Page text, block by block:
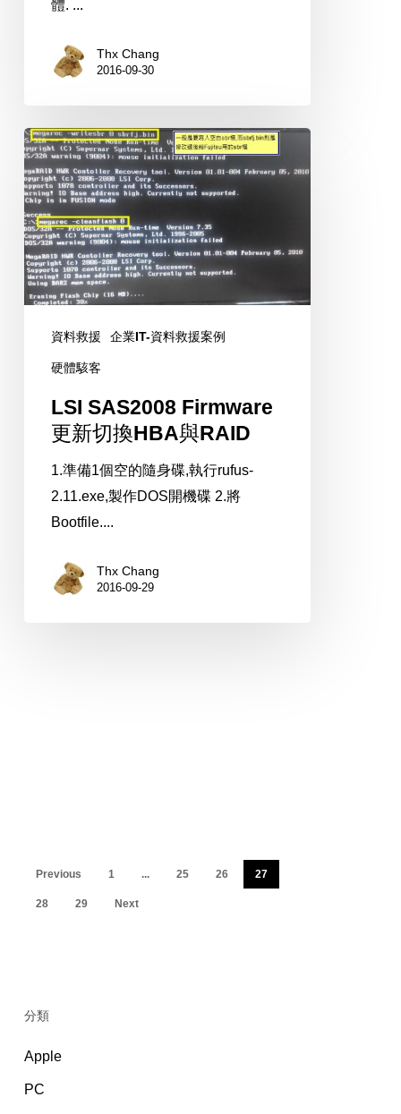
體. ...
Thx Chang
2016-09-30
LSI
SAS2008
Firmware
更
新
切
換
RAID
資料救援 企業IT-資料救援案例
硬體駭客
LSI SAS2008 Firmware
更新切換HBA與RAID
1.準備1個空的隨身碟,執行rufus-
2.11.exe,製作DOS開機碟 2.將
Bootfile....
Thx Chang
2016-09-29
Previous 1 ... 25 26 27
28 29 Next
分類
Apple
PC